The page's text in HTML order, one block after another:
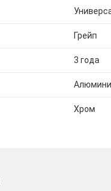
Грейп
3 года
Хром